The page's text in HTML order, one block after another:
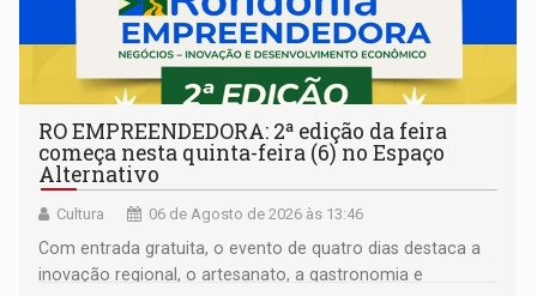
RO EMPREENDEDORA: 2ª edição da feira
começa nesta quinta-feira (6) no Espaço
Alternativo
Cultura 06 de Agosto de 2026 às 13:46
Com entrada gratuita, o evento de quatro dias destaca a
inovação regional, o artesanato, a gastronomia e